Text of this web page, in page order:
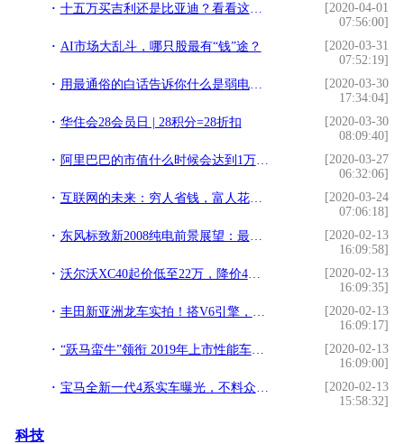
十五万买吉利还是比亚迪？看看这两款车的对比之后就知道了
[2020-04-01
07:56:00]
AI市场大乱斗，哪只股最有“钱”途？
[2020-03-31
07:52:19]
用最通俗的白话告诉你什么是弱电工程？
[2020-03-30
17:34:04]
华住会28会员日 | 28积分=28折扣
[2020-03-30
08:09:40]
阿里巴巴的市值什么时候会达到1万亿美元？
[2020-03-27
06:32:06]
互联网的未来：穷人省钱，富人花钱省时间
[2020-03-24
07:06:18]
东风标致新2008纯电前景展望：最大功率120kw 或售15万元起
[2020-02-13
16:09:58]
沃尔沃XC40起价低至22万，降价4万，销量能否赶上奥迪Q3？
[2020-02-13
16:09:35]
丰田新亚洲龙车实拍！搭V6引擎，运动外观设计，还怕开它显老气？
[2020-02-13
16:09:17]
“跃马蛮牛”领衔 2019年上市性能车盘点
[2020-02-13
16:09:00]
宝马全新一代4系实车曝光，不料众人受不了了
[2020-02-13
15:58:32]
科技